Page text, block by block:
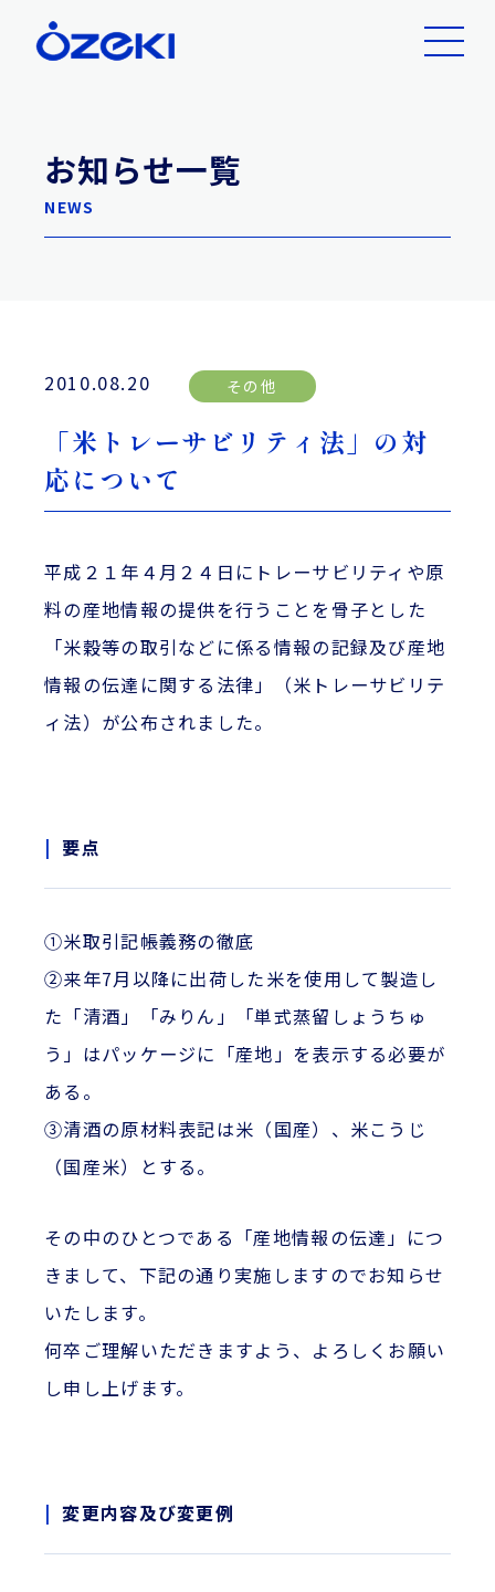
お知らせ一覧
NEWS
2010.08.20 その他
「米トレーサビリティ法」の対
応について
平成２１年４月２４日にトレーサビリティや原
料の産地情報の提供を行うことを骨子とした
「米穀等の取引などに係る情報の記録及び産地
情報の伝達に関する法律」（米トレーサビリテ
ィ法）が公布されました。
要点
①米取引記帳義務の徹底
②来年7月以降に出荷した米を使用して製造し
た「清酒」「みりん」「単式蒸留しょうちゅ
う」はパッケージに「産地」を表示する必要が
ある。
③清酒の原材料表記は米（国産）、米こうじ
（国産米）とする。
その中のひとつである「産地情報の伝達」につ
きまして、下記の通り実施しますのでお知らせ
いたします。
何卒ご理解いただきますよう、よろしくお願い
し申し上げます。
変更内容及び変更例